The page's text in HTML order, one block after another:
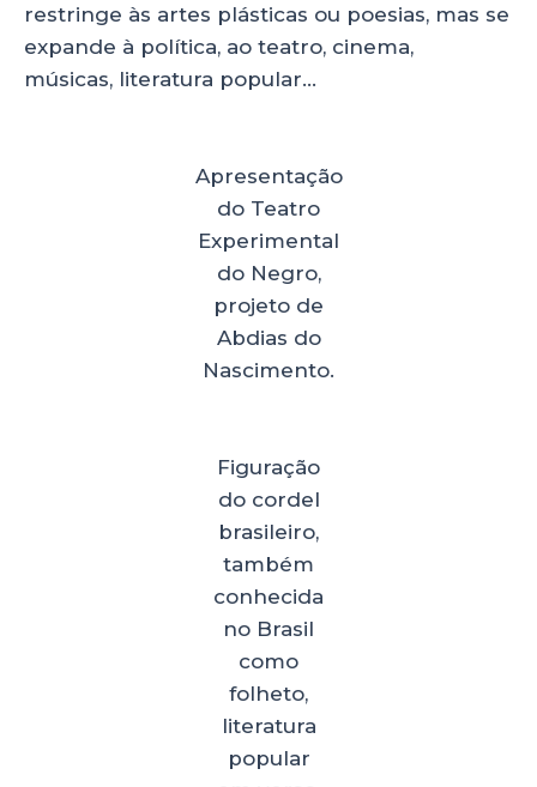
restringe às artes plásticas ou poesias, mas se
expande à política, ao teatro, cinema,
músicas, literatura popular…
Apresentação
do Teatro
Experimental
do Negro,
projeto de
Abdias do
Nascimento.
Figuração
do cordel
brasileiro,
também
conhecida
no Brasil
como
folheto,
literatura
popular